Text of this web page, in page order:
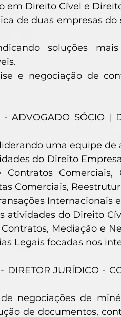
em Direito Cível e
de duas empresas
soluções
e negociação de
- ADVOGADO SÓCIO |
uma equipe de
do Direito
Comerciais,
Internacionais
atividades do Direito
Mediação e
Legais focadas nos
DIRETOR JURÍDICO -
de negociações de
de documentos,